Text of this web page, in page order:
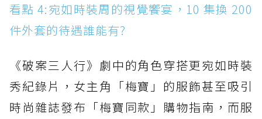
看點 4:宛如時裝周的視覺饗宴，10 集換 200
件外套的待遇誰能有?
《破案三人行》劇中的角色穿搭更宛如時裝
秀紀錄片，女主角「梅寶」的服飾甚至吸引
時尚雜誌發布「梅寶同款」購物指南，而服